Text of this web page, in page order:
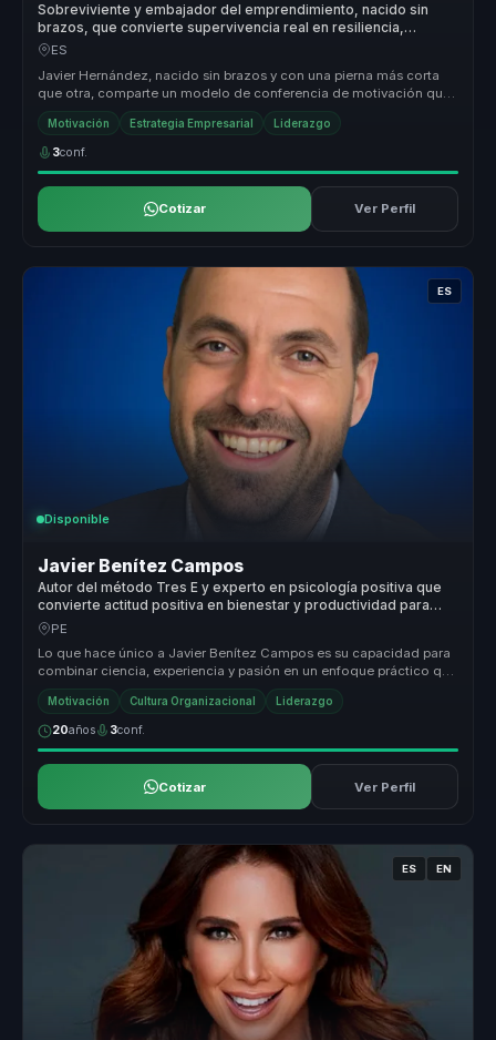
Sobreviviente y embajador del emprendimiento, nacido sin
brazos, que convierte supervivencia real en resiliencia,
autoliderazgo y acción para equipos.
ES
Javier Hernández, nacido sin brazos y con una pierna más corta
que otra, comparte un modelo de conferencia de motivación que
conecta con ...
Motivación Estrategia Empresarial Liderazgo
3conf.
Cotizar Ver Perfil
ES
Disponible
Javier Benítez Campos
Autor del método Tres E y experto en psicología positiva que
convierte actitud positiva en bienestar y productividad para
equipos.
PE
Lo que hace único a Javier Benítez Campos es su capacidad para
combinar ciencia, experiencia y pasión en un enfoque práctico que
transfor...
Motivación Cultura Organizacional Liderazgo
20años 3conf.
Cotizar Ver Perfil
ES EN